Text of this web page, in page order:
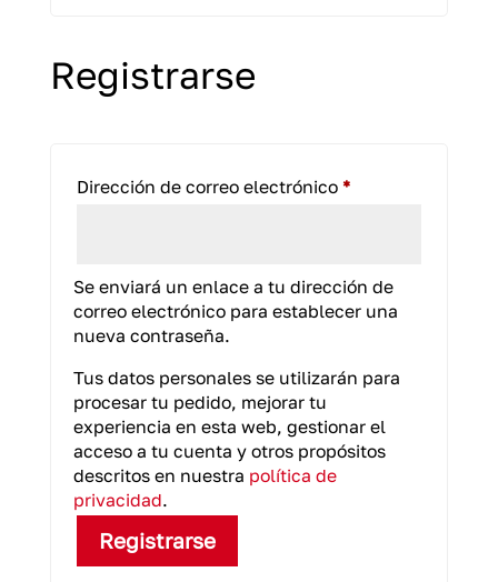
Registrarse
Dirección de correo electrónico *Obligatorio
Se enviará un enlace a tu dirección de
correo electrónico para establecer una
nueva contraseña.
Tus datos personales se utilizarán para
procesar tu pedido, mejorar tu
experiencia en esta web, gestionar el
acceso a tu cuenta y otros propósitos
descritos en nuestra política de
privacidad.
Registrarse